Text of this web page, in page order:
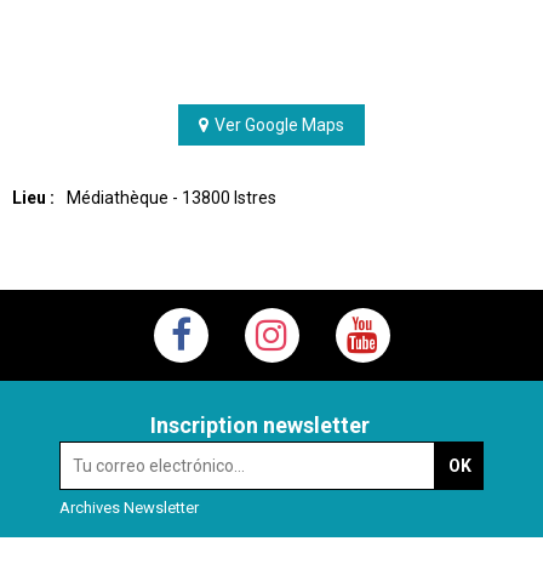
Ver Google Maps
Lieu : Médiathèque - 13800 Istres
Inscription newsletter
Archives Newsletter